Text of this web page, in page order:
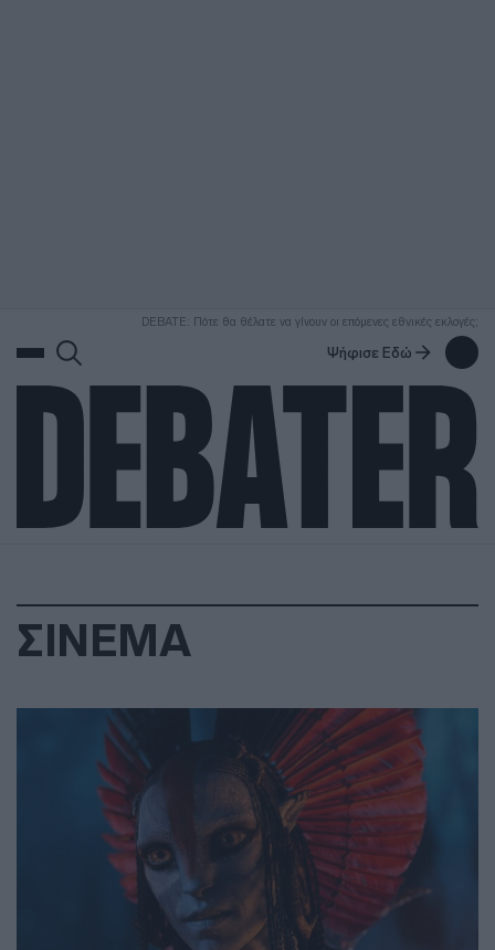
DEBATE: Πότε θα θέλατε να γίνουν οι επόμενες εθνικές εκλογές;
Ψήφισε Εδώ
ΣΙΝΕΜΑ